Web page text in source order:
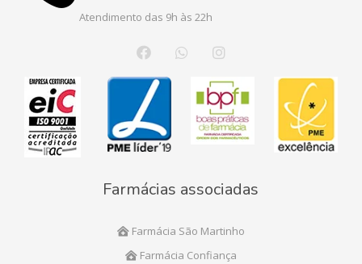
Atendimento das 9h às 22h
Farmácias associadas
Farmácia São Martinho
Farmácia Confiança